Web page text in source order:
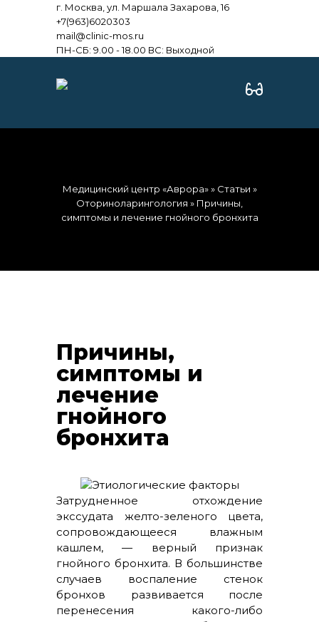
г. Москва, ул. Маршала Захарова, 16
+7(963)6020303
mail@clinic-mos.ru
ПН-СБ: 9.00 - 18.00 ВС: Выходной
Медицинский центр «Аврора»» Статьи »
Оториноларингология » Причины,
симптомы и лечение гнойного бронхита
Причины,
симптомы и
лечение
гнойного
бронхита
Затрудненное отхождение
экссудата желто-зеленого цвета,
сопровождающееся влажным
кашлем, — верный признак
гнойного бронхита. В большинстве
случаев воспаление стенок
бронхов развивается после
перенесения какого-либо